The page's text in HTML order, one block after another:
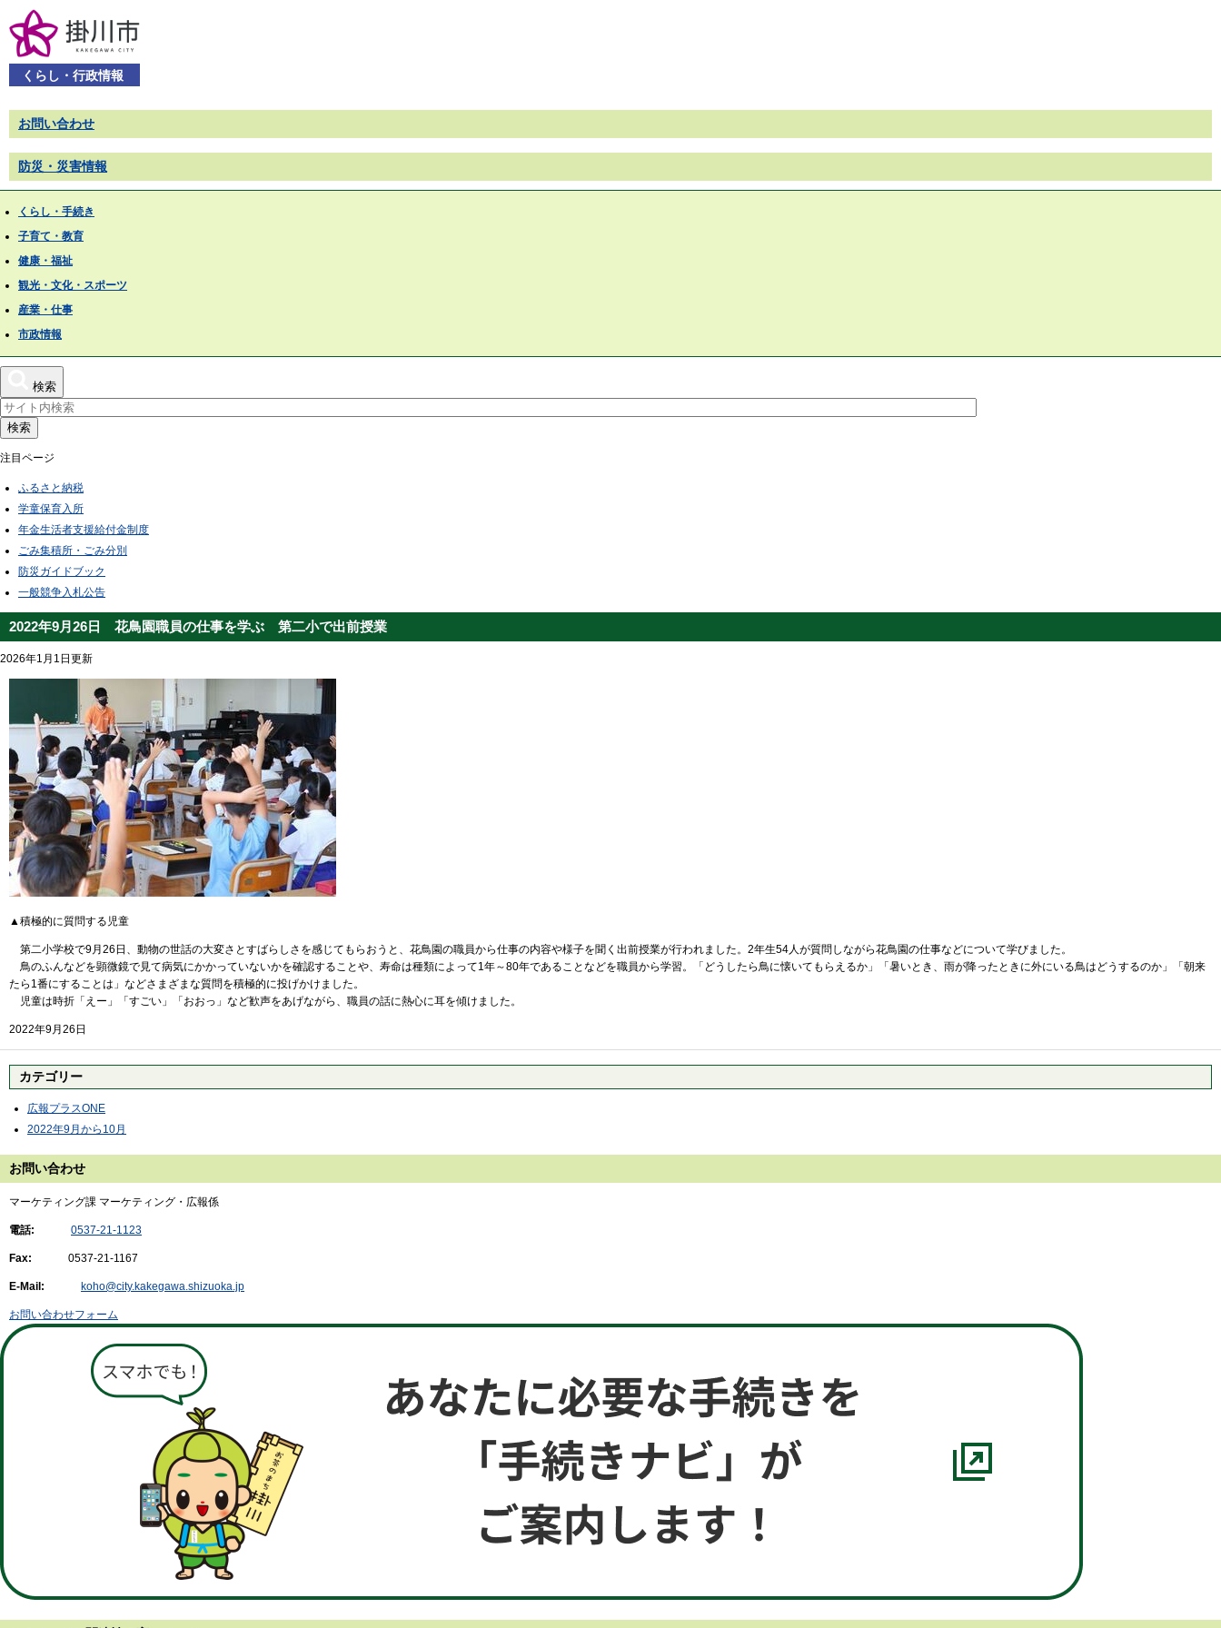
くらし・行政情報
お問い合わせ
防災・災害情報
くらし・手続き
子育て・教育
健康・福祉
観光・文化・スポーツ
産業・仕事
市政情報
検索
検索
注目ページ
ふるさと納税
学童保育入所
年金生活者支援給付金制度
ごみ集積所・ごみ分別
防災ガイドブック
一般競争入札公告
2022年9月26日 花鳥園職員の仕事を学ぶ 第二小で出前授業
2026年1月1日更新
▲積極的に質問する児童
第二小学校で9月26日、動物の世話の大変さとすばらしさを感じてもらおうと、花鳥園の職員から仕事の内容や様子を聞く出前授業が行われました。2年生54人が質問しながら花鳥園の仕事などについて学びました。
鳥のふんなどを顕微鏡で見て病気にかかっていないかを確認することや、寿命は種類によって1年～80年であることなどを職員から学習。「どうしたら鳥に懐いてもらえるか」「暑いとき、雨が降ったときに外にいる鳥はどうするのか」「朝来
たら1番にすることは」などさまざまな質問を積極的に投げかけました。
児童は時折「えー」「すごい」「おおっ」など歓声をあげながら、職員の話に熱心に耳を傾けました。
2022年9月26日
カテゴリー
広報プラスONE
2022年9月から10月
お問い合わせ
マーケティング課 マーケティング・広報係
電話: 0537-21-1123
Fax: 0537-21-1167
E-Mail: koho@city.kakegawa.shizuoka.jp
お問い合わせフォーム